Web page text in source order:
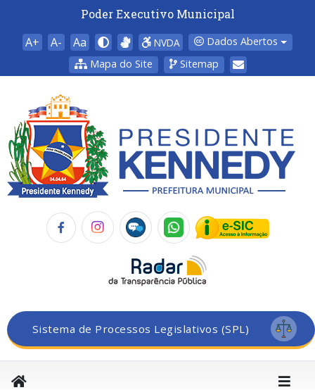
Poder Executivo Municipal
A+ A- Aa NVDA
Dados Abertos
Mapa do Site
Sitemap
Sistema de Processos Legislativos (SPL)